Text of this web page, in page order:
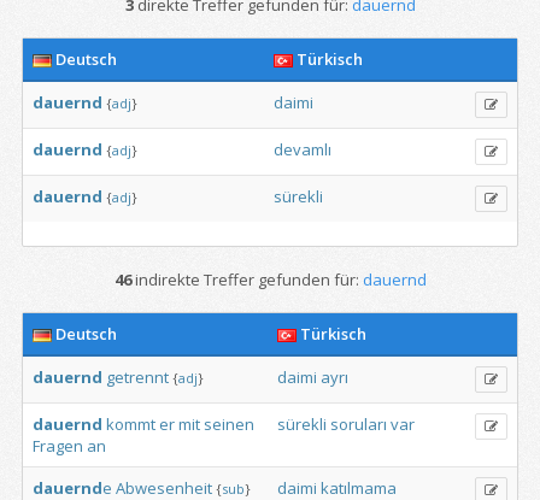
3direkte Treffer gefunden für: dauernd
Deutsch
Türkisch
dauernd {adj} daimi
dauernd {adj} devamlı
dauernd {adj} sürekli
46indirekte Treffer gefunden für: dauernd
Deutsch
Türkisch
dauernd getrennt {adj} daimi ayrı
dauernd kommt ermit seinen
Fragen an
sürekli soruları var
dauernde Abwesenheit {sub}
daimi katılmama